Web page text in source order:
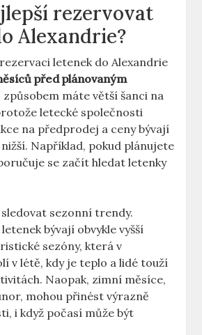
rezervovat
Alexandrie?
letenek do Alexandrie
před plánovaným
máte větší šanci na
letecké společnosti
na předprodej a ceny bývají
Například, pokud plánujete
se začít hledat letenky
sezonní trendy.
bývají obvykle vyšší
sezóny, která v
v létě, kdy je teplo a lidé touží
Naopak, zimní měsíce,
mohou přinést výrazně
i když počasí může být